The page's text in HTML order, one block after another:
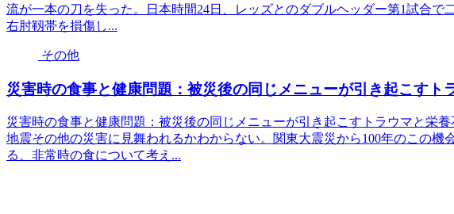
流が一本の刀を失った。日本時間24日、レッズとのダブルヘッダー第1試合で
右肘靱帯を損傷し...
その他
災害時の食事と健康問題：被災後の同じメニューが引き起こすト
災害時の食事と健康問題：被災後の同じメニューが引き起こすトラウマと栄
地震その他の災害に見舞われるかわからない。関東大震災から100年のこの機
る、非常時の食について考え...